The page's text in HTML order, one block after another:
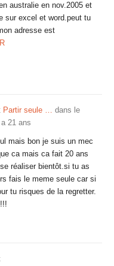
australie en nov.2005 et
sur excel et word.peut tu
adresse est
Partir seule … dans le
21 ans
mais bon je suis un mec
ca mais ca fait 20 ans
réaliser bientôt.si tu as
fais le meme seule car si
tu risques de la regretter.